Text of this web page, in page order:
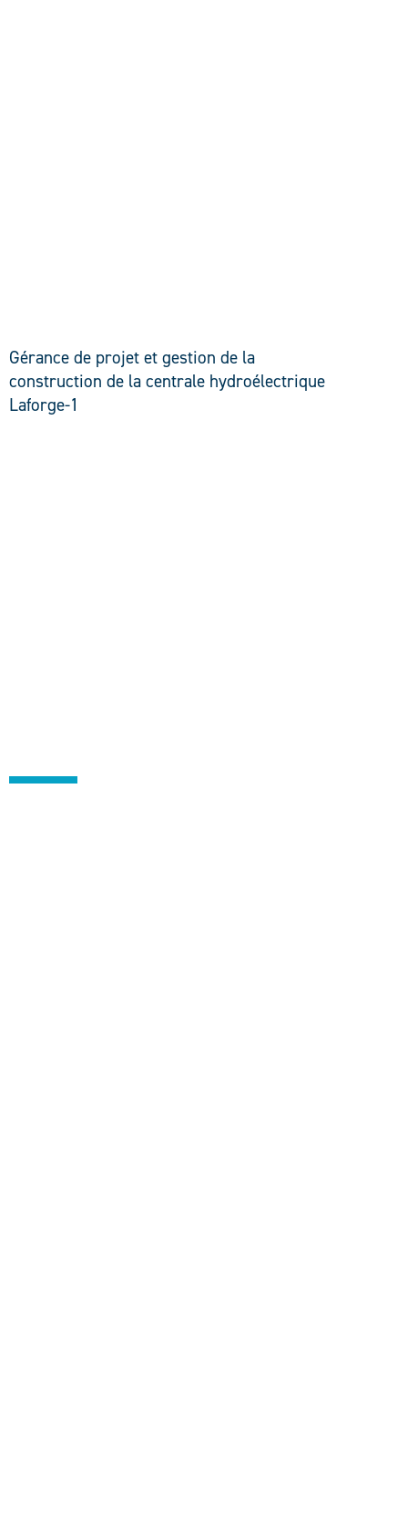
Gérance de projet et gestion de la
construction de la centrale hydroélectrique
Laforge-1